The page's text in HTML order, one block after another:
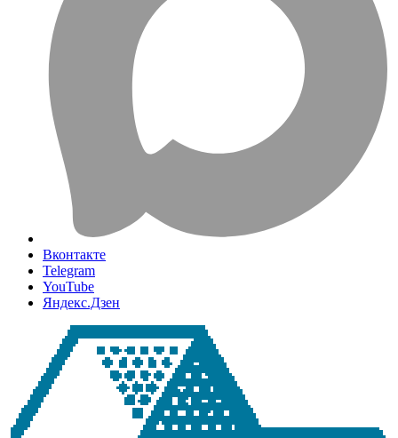
Вконтакте
Telegram
YouTube
Яндекс.Дзен